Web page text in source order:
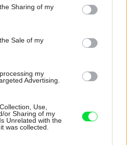
usage behaviour. You may click to
and its third-party tags to
purposes in below Google
Sharing of my
Sale of my
my
Advertising.
Use,
or Sharing of my
Unrelated with the
was collected.
do výzdoby niektorej zo stien šikovného
namaľoval Lukáš Kladívko podľa
DO INTERIÉRU